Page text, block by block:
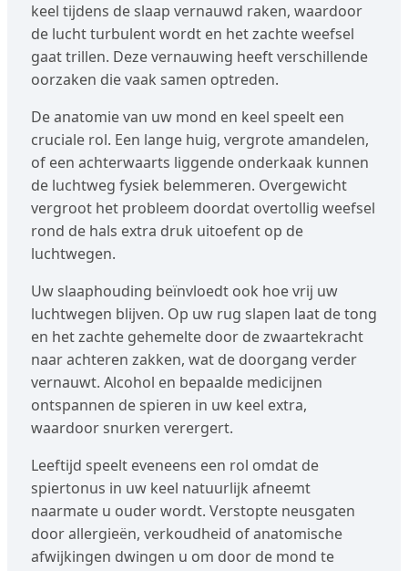
keel tijdens de slaap vernauwd raken, waardoor
de lucht turbulent wordt en het zachte weefsel
gaat trillen. Deze vernauwing heeft verschillende
oorzaken die vaak samen optreden.
De anatomie van uw mond en keel speelt een
cruciale rol. Een lange huig, vergrote amandelen,
of een achterwaarts liggende onderkaak kunnen
de luchtweg fysiek belemmeren. Overgewicht
vergroot het probleem doordat overtollig weefsel
rond de hals extra druk uitoefent op de
luchtwegen.
Uw slaaphouding beïnvloedt ook hoe vrij uw
luchtwegen blijven. Op uw rug slapen laat de tong
en het zachte gehemelte door de zwaartekracht
naar achteren zakken, wat de doorgang verder
vernauwt. Alcohol en bepaalde medicijnen
ontspannen de spieren in uw keel extra,
waardoor snurken verergert.
Leeftijd speelt eveneens een rol omdat de
spiertonus in uw keel natuurlijk afneemt
naarmate u ouder wordt. Verstopte neusgaten
door allergieën, verkoudheid of anatomische
afwijkingen dwingen u om door de mond te